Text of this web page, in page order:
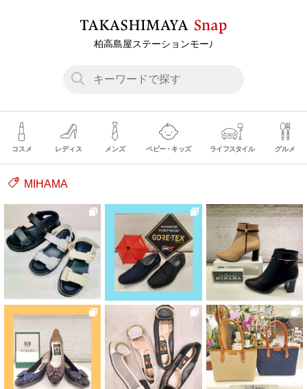
コスメ レディス メンズ ベビー・キッズ ライフスタイル グルメ
MIHAMA